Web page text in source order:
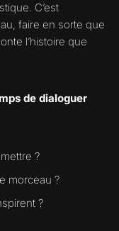
C’est
faire en sorte que
l’histoire que
de dialoguer
?
morceau ?
?